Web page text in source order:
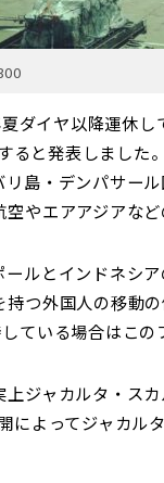
ダイヤ以降運休
と発表しました。
島・デンパサー
やエアアジアな
ルとインドネシ
つ外国人の移動
ている場合はこの
ジャカルタ・ス
によってジャカル